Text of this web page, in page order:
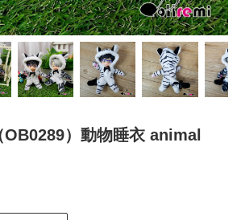
OB0289）動物睡衣 animal